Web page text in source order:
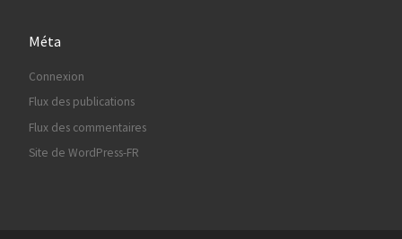
Méta
Connexion
Flux des publications
Flux des commentaires
Site de WordPress-FR